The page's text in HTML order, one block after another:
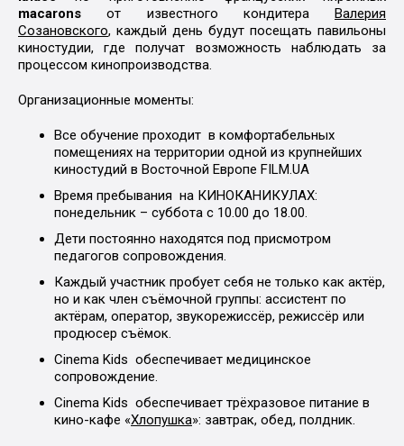
macarons от известного кондитера
Валерия
Созановского, каждый день будут посещать павильоны
киностудии, где получат возможность наблюдать за
процессом кинопроизводства.
Организационные моменты:
Все обучение проходит в комфортабельных
помещениях на территории одной из крупнейших
киностудий в Восточной Европе FILM.UA
Время пребывания на КИНОКАНИКУЛАХ:
понедельник – суббота с 10.00 до 18.00.
Дети постоянно находятся под присмотром
педагогов сопровождения.
Каждый участник пробует себя не только как актёр,
но и как член съёмочной группы: ассистент по
актёрам, оператор, звукорежиссёр, режиссёр или
продюсер съёмок.
Cinema Kids обеспечивает медицинское
сопровождение.
Cinema Kids обеспечивает трёхразовое питание в
кино-кафе «Хлопушка»: завтрак, обед, полдник.